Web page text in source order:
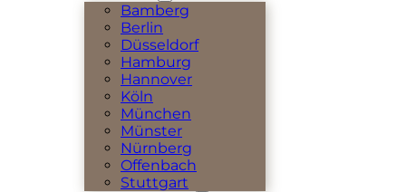
Bamberg
Berlin
Düsseldorf
Hamburg
Hannover
Köln
München
Münster
Nürnberg
Offenbach
Stuttgart